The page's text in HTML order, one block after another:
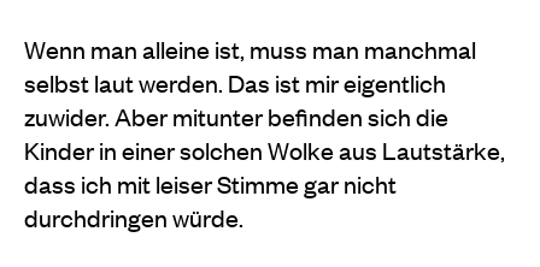
Wenn man alleine ist, muss man manchmal
selbst laut werden. Das ist mir eigentlich
zuwider. Aber mitunter befinden sich die
Kinder in einer solchen Wolke aus Lautstärke,
dass ich mit leiser Stimme gar nicht
durchdringen würde.